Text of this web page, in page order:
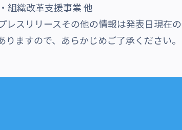
組織改革支援事業 他
レスリリースその他の情報は発表日現在
ますので、あらかじめご了承ください。